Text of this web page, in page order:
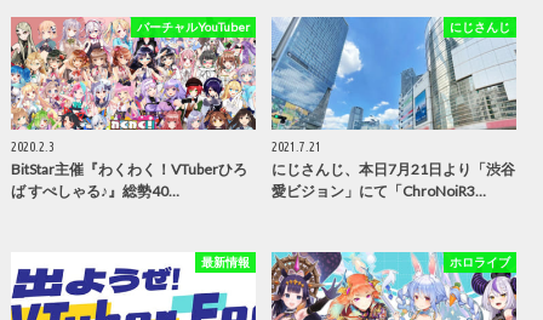
バーチャルYouTuber
2020.2.3
BitStar主催『わくわく！VTuberひろ
ば すぺしゃる♪』総勢40…
にじさんじ
2021.7.21
にじさんじ、本日7月21日より「渋谷
愛ビジョン」にて「ChroNoiR3…
最新情報 ホロライブ